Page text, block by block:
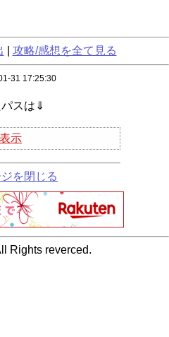
攻略/感想を全て見る
31 17:25:30
スは⇓
示
を閉じる
Rights reverced.